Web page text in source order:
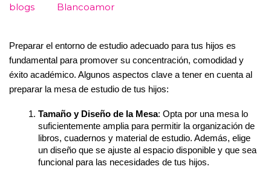
blogs
Blancoamor
Preparar el entorno de estudio adecuado para tus hijos es
fundamental para promover su concentración, comodidad y
éxito académico. Algunos aspectos clave a tener en cuenta al
preparar la mesa de estudio de tus hijos:
Tamaño y Diseño de la Mesa: Opta por una mesa lo
suficientemente amplia para permitir la organización de
libros, cuadernos y material de estudio. Además, elige
un diseño que se ajuste al espacio disponible y que sea
funcional para las necesidades de tus hijos.